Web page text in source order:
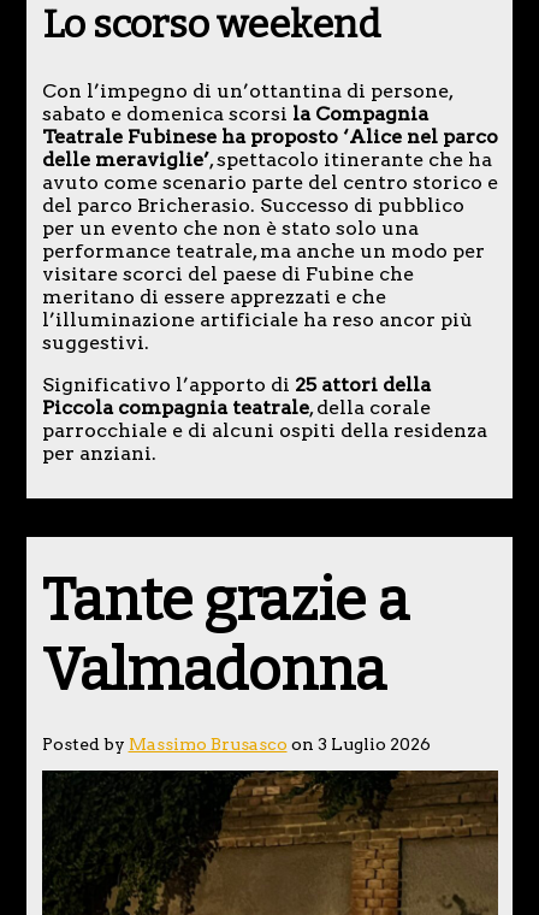
Lo scorso weekend
Con l’impegno di un’ottantina di persone,
sabato e domenica scorsi la Compagnia
Teatrale Fubinese ha proposto ‘Alice nel parco
delle meraviglie’, spettacolo itinerante che ha
avuto come scenario parte del centro storico e
del parco Bricherasio. Successo di pubblico
per un evento che non è stato solo una
performance teatrale, ma anche un modo per
visitare scorci del paese di Fubine che
meritano di essere apprezzati e che
l’illuminazione artificiale ha reso ancor più
suggestivi.
Significativo l’apporto di 25 attori della
Piccola compagnia teatrale, della corale
parrocchiale e di alcuni ospiti della residenza
per anziani.
Tante grazie a
Valmadonna
Posted by Massimo Brusasco on 3 Luglio 2026